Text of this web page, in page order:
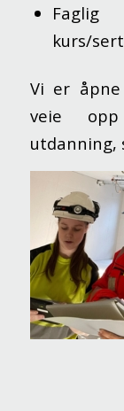
kurs/
Vi er
veie
utdanning,